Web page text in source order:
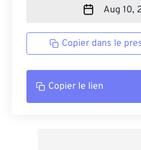
Copier dans le
Copier le lien